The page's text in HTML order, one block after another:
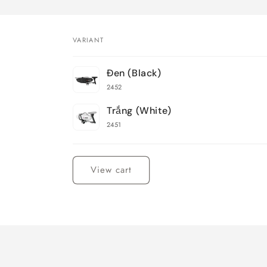
cart
VARIANT
Đen (Black)
2452
Trắng (White)
2451
View cart